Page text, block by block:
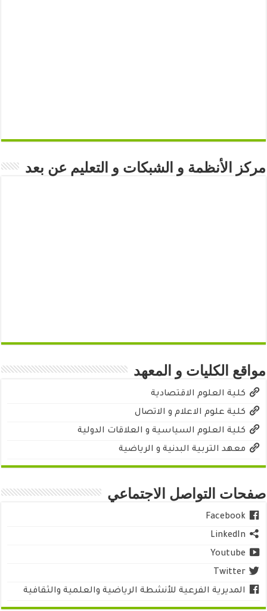
مركز الأنظمة و الشبكات و التعليم عن بعد
مواقع الكليات و المعهد
كلية العلوم الاقتصادية
كلية علوم الاعلام و الاتصال
كلية العلوم السياسية و العلاقات الدولية
معهد التربية البدنية و الرياضية
صفحات التواصل الاجتماعي
Facebook
LinkedIn
Youtube
Twitter
المديرية الفرعية للأنشطة الرياضية والعلمية والثقافية